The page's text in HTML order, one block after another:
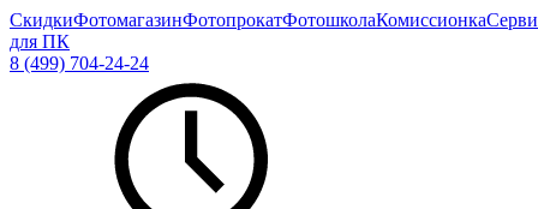
СкидкиФотомагазинФотопрокатФотошколаКомиссионка
для ПК
8 (499) 704-24-24